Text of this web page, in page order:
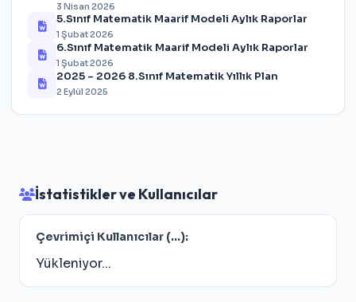
3 Nisan 2026
5.Sınıf Matematik Maarif Modeli Aylık Raporlar
1 Şubat 2026
6.Sınıf Matematik Maarif Modeli Aylık Raporlar
1 Şubat 2026
2025 – 2026 8.Sınıf Matematik Yıllık Plan
2 Eylül 2025
İstatistikler ve Kullanıcılar
Çevrimiçi Kullanıcılar (...):
Yükleniyor...